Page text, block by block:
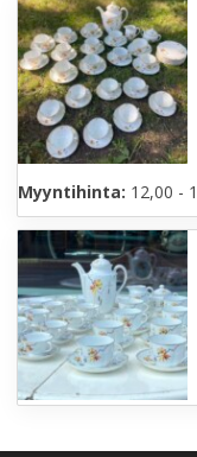
Myyntihinta: 12,00 -